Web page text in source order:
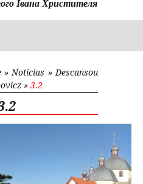
Івана Христителя
» Noticias » Descansou
» 3.2